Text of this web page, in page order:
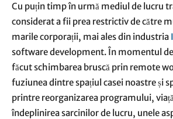
Cu puțin timp în urmă mediul de lucru
considerat a fii prea restrictiv de către
marile corporații, mai ales din industria
software development. În momentul
făcut schimbarea bruscă prin remote
fuziunea dintre spațiul casei noastre și
printre reorganizarea programului,
îndeplinirea sarcinilor de lucru, unele